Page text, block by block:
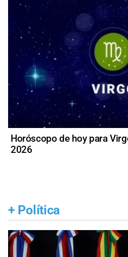
Horóscopo de hoy para
2026
+ Política